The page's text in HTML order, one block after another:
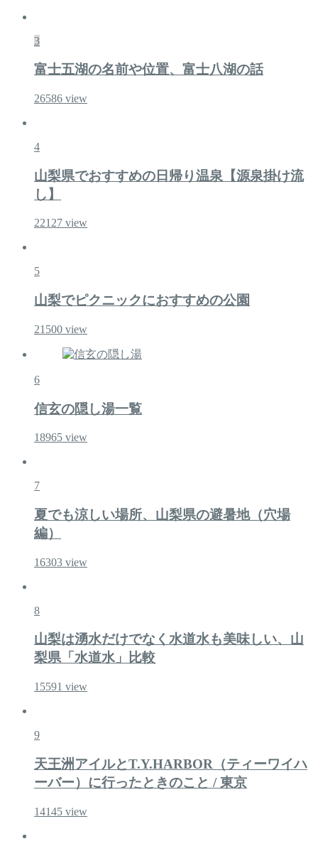
3
富士五湖の名前や位置、富士八湖の話
26586 view
4
山梨県でおすすめの日帰り温泉【源泉掛け流
し】
22127 view
5
山梨でピクニックにおすすめの公園
21500 view
6
信玄の隠し湯一覧
18965 view
7
夏でも涼しい場所、山梨県の避暑地（穴場
編）
16303 view
8
山梨は湧水だけでなく水道水も美味しい、山
梨県「水道水」比較
15591 view
9
天王洲アイルとT.Y.HARBOR（ティーワイハ
ーバー）に行ったときのこと / 東京
14145 view